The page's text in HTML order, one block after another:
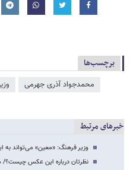
برچسب‌ها
محمدجواد آذری جهرمی
خبرهای مرتبط
وزیر فرهنگ: «معین» می‌تواند به
نظرتان درباره این عکس چیست؟/